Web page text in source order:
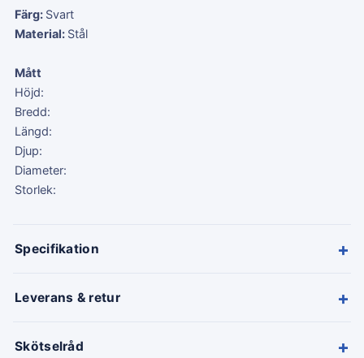
Färg: Svart
Material: Stål
Mått
Höjd:
Bredd:
Längd:
Djup:
Diameter:
Storlek:
Specifikation +
Leverans & retur +
Skötselråd +